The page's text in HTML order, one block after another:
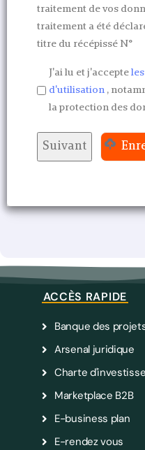
traitement de vos
traitement a été
titre du récépissé N°
J'ai lu et j'accepte
d'utilisation,
la protection des
ACCÈS RAPIDE
Banque des
Arsenal juridique
Charte
Marketplace B2B
E-business plan
E-rendez vous